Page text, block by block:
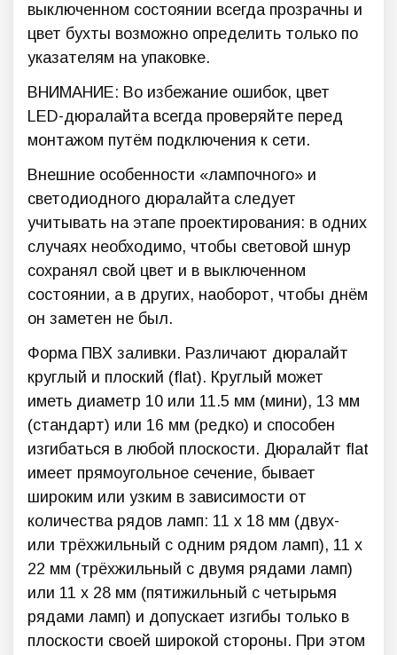
выключенном состоянии всегда прозрачны и
цвет бухты возможно определить только по
указателям на упаковке.
ВНИМАНИЕ: Во избежание ошибок, цвет
LED-дюралайта всегда проверяйте перед
монтажом путём подключения к сети.
Внешние особенности «лампочного» и
светодиодного дюралайта следует
учитывать на этапе проектирования: в одних
случаях необходимо, чтобы световой шнур
сохранял свой цвет и в выключенном
состоянии, а в других, наоборот, чтобы днём
он заметен не был.
Форма ПВХ заливки. Различают дюралайт
круглый и плоский (flat). Круглый может
иметь диаметр 10 или 11.5 мм (мини), 13 мм
(стандарт) или 16 мм (редко) и способен
изгибаться в любой плоскости. Дюралайт flat
имеет прямоугольное сечение, бывает
широким или узким в зависимости от
количества рядов ламп: 11 х 18 мм (двух-
или трёхжильный с одним рядом ламп), 11 х
22 мм (трёхжильный с двумя рядами ламп)
или 11 х 28 мм (пятижильный с четырьмя
рядами ламп) и допускает изгибы только в
плоскости своей широкой стороны. При этом